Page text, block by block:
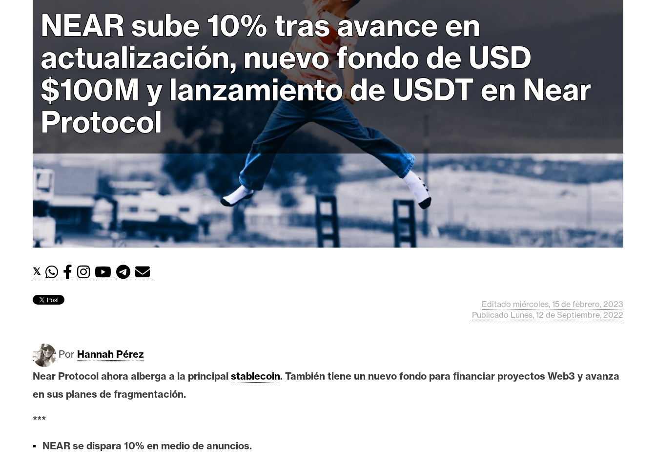
B
o
i
n
E
h
r
e
u
m
A
A
á
i
NEAR sube 10% tras avance en
actualización, nuevo fondo de USD
$100M y lanzamiento de USDT en Near
Protocol
𝕏
Editado miércoles, 15 de febrero, 2023
Publicado Lunes, 12 de Septiembre, 2022
Por Hannah Pérez
Near Protocol ahora alberga a la principal stablecoin. También tiene un nuevo fondo para financiar proyectos Web3 y avanza
en sus planes de fragmentación.
***
NEAR se dispara 10% en medio de anuncios.